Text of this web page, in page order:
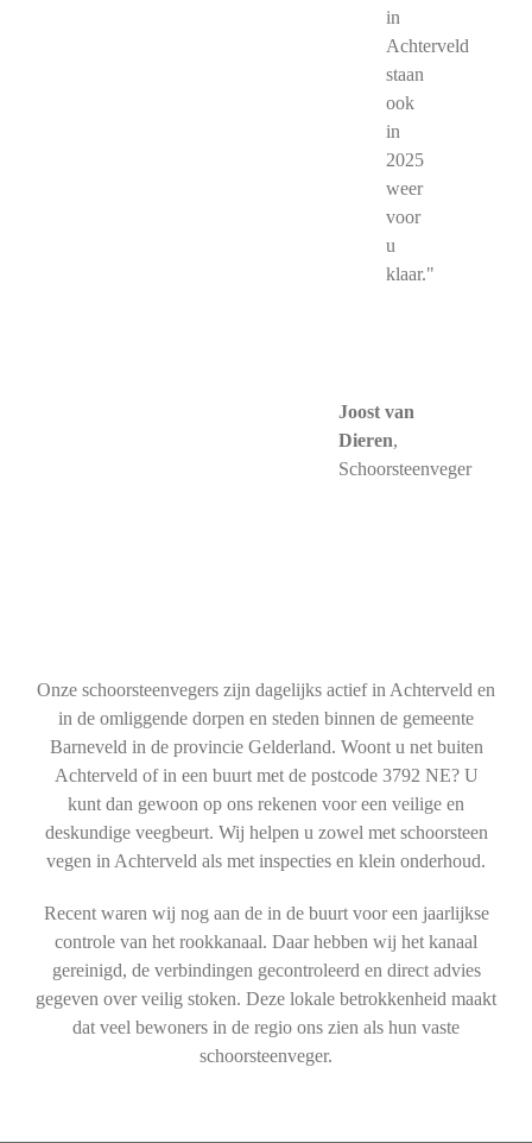
in
Achterveld
staan
ook
in
2025
weer
voor
u
klaar."
Joost van
Dieren,
Schoorsteenveger
Onze schoorsteenvegers zijn dagelijks actief in Achterveld en
in de omliggende dorpen en steden binnen de gemeente
Barneveld in de provincie Gelderland. Woont u net buiten
Achterveld of in een buurt met de postcode 3792 NE? U
kunt dan gewoon op ons rekenen voor een veilige en
deskundige veegbeurt. Wij helpen u zowel met schoorsteen
vegen in Achterveld als met inspecties en klein onderhoud.
Recent waren wij nog aan de in de buurt voor een jaarlijkse
controle van het rookkanaal. Daar hebben wij het kanaal
gereinigd, de verbindingen gecontroleerd en direct advies
gegeven over veilig stoken. Deze lokale betrokkenheid maakt
dat veel bewoners in de regio ons zien als hun vaste
schoorsteenveger.